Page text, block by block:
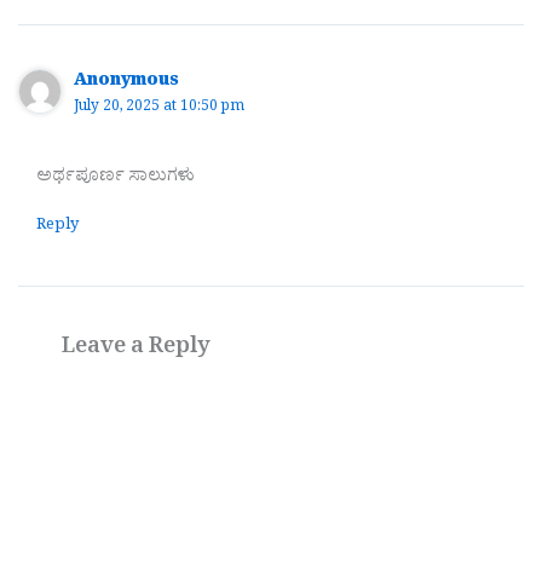
Anonymous
July 20, 2025 at 10:50 pm
ಅರ್ಥಪೂರ್ಣ ಸಾಲುಗಳು
Reply
Leave a Reply